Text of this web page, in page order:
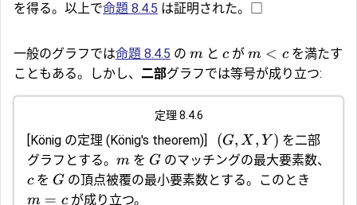
を得る。以上で命題 8.4.5 は証明された。□
一般のグラフでは命題 8.4.5 の m と c が m < cを満たす
こともある。しかし、 二部グラフでは等号が成り立つ:
定理 8.4.6
[König の定理 (König's theorem)] (G, X , Y ) を二部
グラフとする。 m を G のマッチングの最大要素数、
c を G の頂点被覆の最小要素数とする。このとき
m = cが成り立つ。